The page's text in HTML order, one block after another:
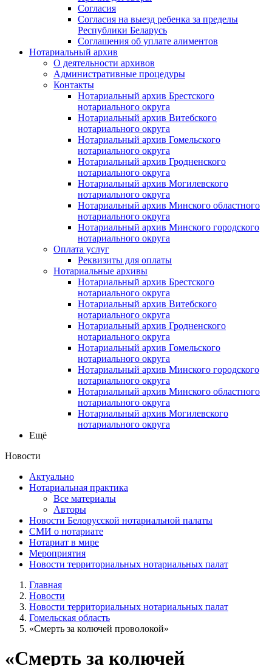
Согласия
Согласия на выезд ребенка за пределы
Республики Беларусь
Соглашения об уплате алиментов
Нотариальный архив
О деятельности архивов
Административные процедуры
Контакты
Нотариальный архив Брестского
нотариального округа
Нотариальный архив Витебского
нотариального округа
Нотариальный архив Гомельского
нотариального округа
Нотариальный архив Гродненского
нотариального округа
Нотариальный архив Могилевского
нотариального округа
Нотариальный архив Минского областного
нотариального округа
Нотариальный архив Минского городского
нотариального округа
Оплата услуг
Реквизиты для оплаты
Нотариальные архивы
Нотариальный архив Брестского
нотариального округа
Нотариальный архив Витебского
нотариального округа
Нотариальный архив Гродненского
нотариального округа
Нотариальный архив Гомельского
нотариального округа
Нотариальный архив Минского городского
нотариального округа
Нотариальный архив Минского областного
нотариального округа
Нотариальный архив Могилевского
нотариального округа
Ещё
Новости
Актуально
Нотариальная практика
Все материалы
Авторы
Новости Белорусской нотариальной палаты
СМИ о нотариате
Нотариат в мире
Мероприятия
Новости территориальных нотариальных палат
Главная
Новости
Новости территориальных нотариальных палат
Гомельская область
«Смерть за колючей проволокой»
«Смерть за колючей